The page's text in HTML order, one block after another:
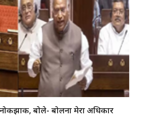
बोले- बोलना मेरा अधिकार